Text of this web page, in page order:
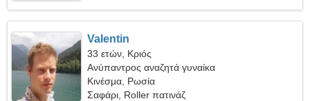
Valentin
33 ετών, Κριός
Ανύπαντρος αναζητά γυναίκα
Κινέσμα, Ρωσία
Σαφάρι, Roller πατινάζ